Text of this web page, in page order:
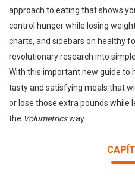
approach to eating that shows
control hunger while losing
charts, and sidebars on healthy
revolutionary research into
With this important new guide to
tasty and satisfying meals that
or lose those extra pounds while
the Volumetricsway.